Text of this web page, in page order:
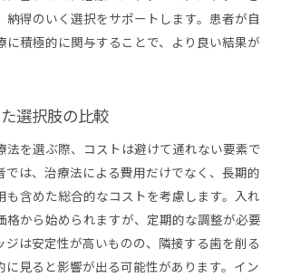
医者の選び方
ントに関する事前準備
ケアとメンテナンス
用したインプラントの利点
に治療を行わない場合のリスクとは
形とその影響
せの問題による健康被害
体の健康への影響
トレスとその解決策
納得のいく選択をサポートします。患者が自
に積極的に関与することで、より良い結果が
選択肢の比較
法を選ぶ際、コストは避けて通れない要素で
では、治療法による費用だけでなく、長期的
も含めた総合的なコストを考慮します。入れ
格から始められますが、定期的な調整が必要
ジは安定性が高いものの、隣接する歯を削る
に見ると影響が出る可能性があります。イン